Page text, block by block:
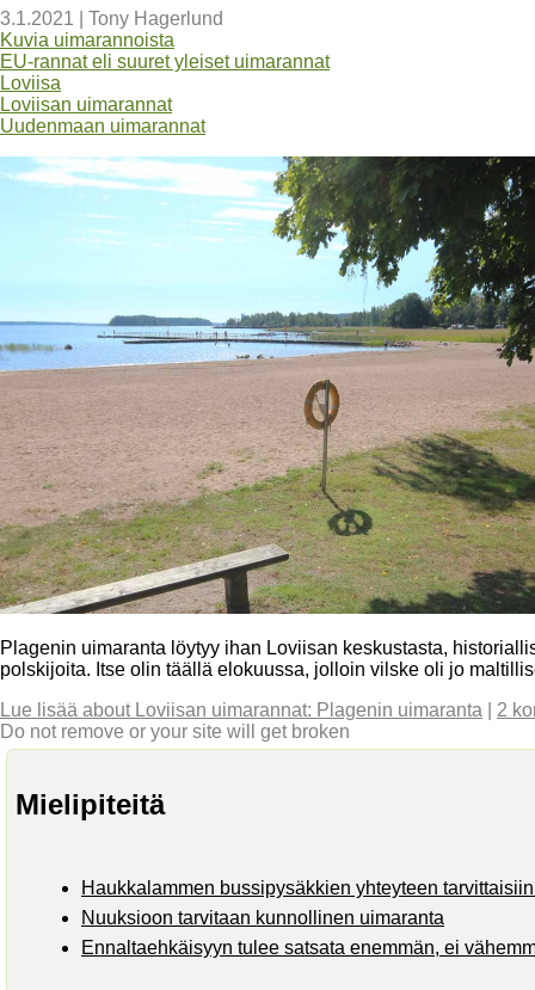
3.1.2021
Tony Hagerlund
Kuvia uimarannoista
EU-rannat eli suuret yleiset uimarannat
Loviisa
Loviisan uimarannat
Uudenmaan uimarannat
Plagenin uimaranta löytyy ihan Loviisan keskustasta,
polskijoita. Itse olin täällä elokuussa, jolloin vilske oli jo
Lue lisää about Loviisan uimarannat: Plagenin uimaranta
2
Do not remove or your site will get broken
Mielipiteitä
Haukkalammen bussipysäkkien yhteyteen
Nuuksioon tarvitaan kunnollinen uimaranta
Ennaltaehkäisyyn tulee satsata enemmän, ei